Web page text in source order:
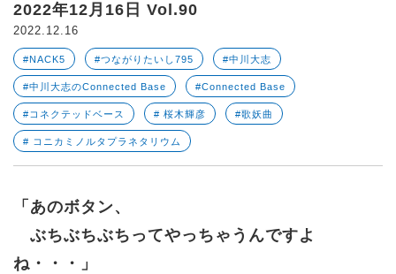
2022年12月16日 Vol.90
2022.12.16
#NACK5 #つながりたいし795 #中川大志
#中川大志のConnected Base #Connected Base
#コネクテッドベース # 桜木輝彦 #歌妖曲
# コニカミノルタプラネタリウム
「 あのボタン、
ぶちぶちぶちってやっちゃうんですよ
ね・・・
」